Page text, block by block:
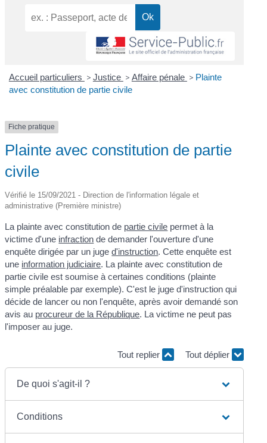
Accueil particuliers > Justice > Affaire pénale > Plainte
avec constitution de partie civile
Fiche pratique
Plainte avec constitution de partie
civile
Vérifié le 15/09/2021 - Direction de l'information légale et
administrative (Première ministre)
La plainte avec constitution de partie civile permet à la
victime d'une infraction de demander l'ouverture d'une
enquête dirigée par un juged'instruction. Cette enquête est
une information judiciaire. La plainte avec constitution de
partie civile est soumise à certaines conditions (plainte
simple préalable par exemple). C'est le juge d'instruction qui
décide de lancer ou non l'enquête, après avoir demandé son
avis au procureur de la République. La victime ne peut pas
l'imposer au juge.
Tout replier Tout déplier
De quoi s'agit-il ?
Conditions